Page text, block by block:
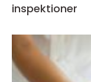
inspektioner